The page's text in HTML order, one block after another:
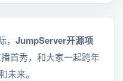
JumpServer开源项
首秀，和大家一起跨年
未来。